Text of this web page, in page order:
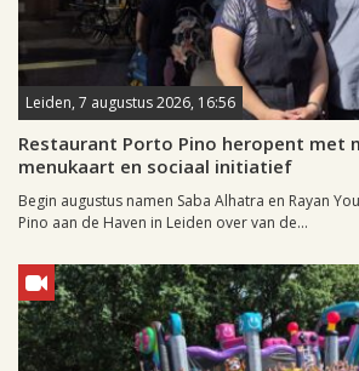
Leiden, 7 augustus 2026, 16:56
Restaurant Porto Pino heropent met
menukaart en sociaal initiatief
Begin augustus namen Saba Alhatra en Rayan
Pino aan de Haven in Leiden over van de...